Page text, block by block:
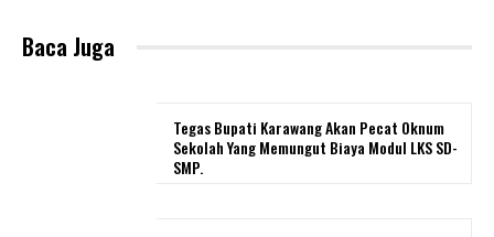
Baca Juga
Tegas Bupati Karawang Akan Pecat Oknum
Sekolah Yang Memungut Biaya Modul LKS SD-
SMP.